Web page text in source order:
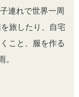
連れで世界一周
旅したり、自宅
こと、服を作る
。